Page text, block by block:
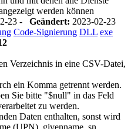
werden können
23 - Geändert: 2023-02-23
Code-Signierung DLL exe
Verzeichnis in eine CSV-Datei,
ein Komma getrennt werden.
Sie bitte "$null" in das Feld
zu werden.
Daten enthalten, sonst wird
(UPN), givenname, sn